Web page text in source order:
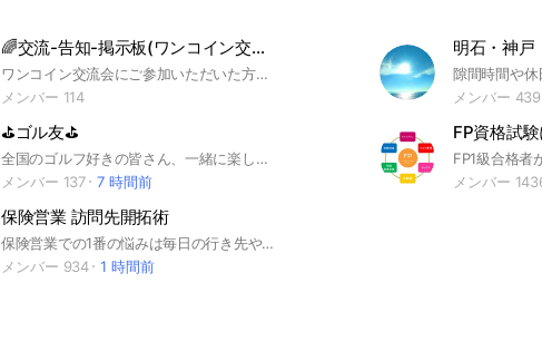
🌈交流-告知-掲示板(ワンコイン交流会)
ワンコイン交流会にご参加いただいた方のビジネス交流、その他交流を通じて、 地域の活性につながれば良いなと思っています。 たくさんの方に利用いただけるようにしたいので、 連続投稿、または頻繁な投稿はご遠慮いただきたいと思います。 同じ方の投稿は月に3回以内でお願いします。
メンバー 114
明石・神戸
メンバー 439
⛳ゴル友⛳
全国のゴルフ好きの皆さん、一緒に楽しいゴルフトークをしましょう。 もっと上手くなりたい方、ラウンドメンバーが欲しい方等、まずは覗いてみませんか？ ⛳️ゴル友⛳️メンバーだけのゴルフコンペもあります。（希望者のみ） 各地区のメンバー同士のラウンドや練習会等もあります！ 上級者から初心者、男性も女性も、皆さん楽しい仲間がきっと歓迎してくれます。 もちろんゴルフ以外のトーク（趣味や各地区の名物や名所等）も、沢山楽しめます。 スムーズにチャットが出来るように、皆さんハンドルネームの後ろに、『所在地、性別、年齢（女性は無し）』等が記入していますのでトークがしやすいです。 入会されたら(上)上のアナウンス欄に記入の仕方が書いてありますので、新規さんも、ご協力をお願いします🤲
メンバー 137
7 時間前
FP資格試
メンバー
保険営業 訪問先開拓術
保険営業での1番の悩みは毎日の行き先や新規開拓ではないでしょうか？その悩みを解決できる方法をこちらのラインで公開していこうと思いますので知りたい方は登録しておいてくださいね。
メンバー 934
1 時間前